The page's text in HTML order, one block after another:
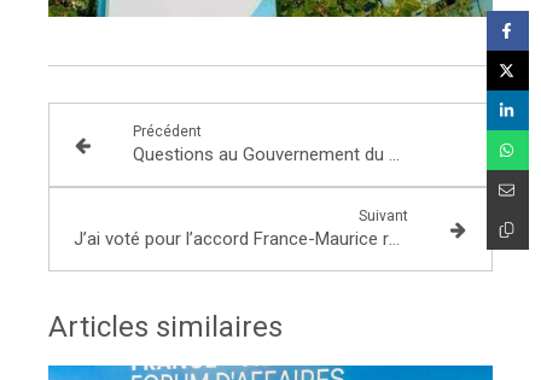
Précédent
Questions au Gouvernement du mardi 25 janvier : Renforcer le pouvoir d’achat des Français face à la hausse des prix du carburant !
Suivant
J’ai voté pour l’accord France-Maurice relatif à la coopération en matière de défense !
Articles similaires